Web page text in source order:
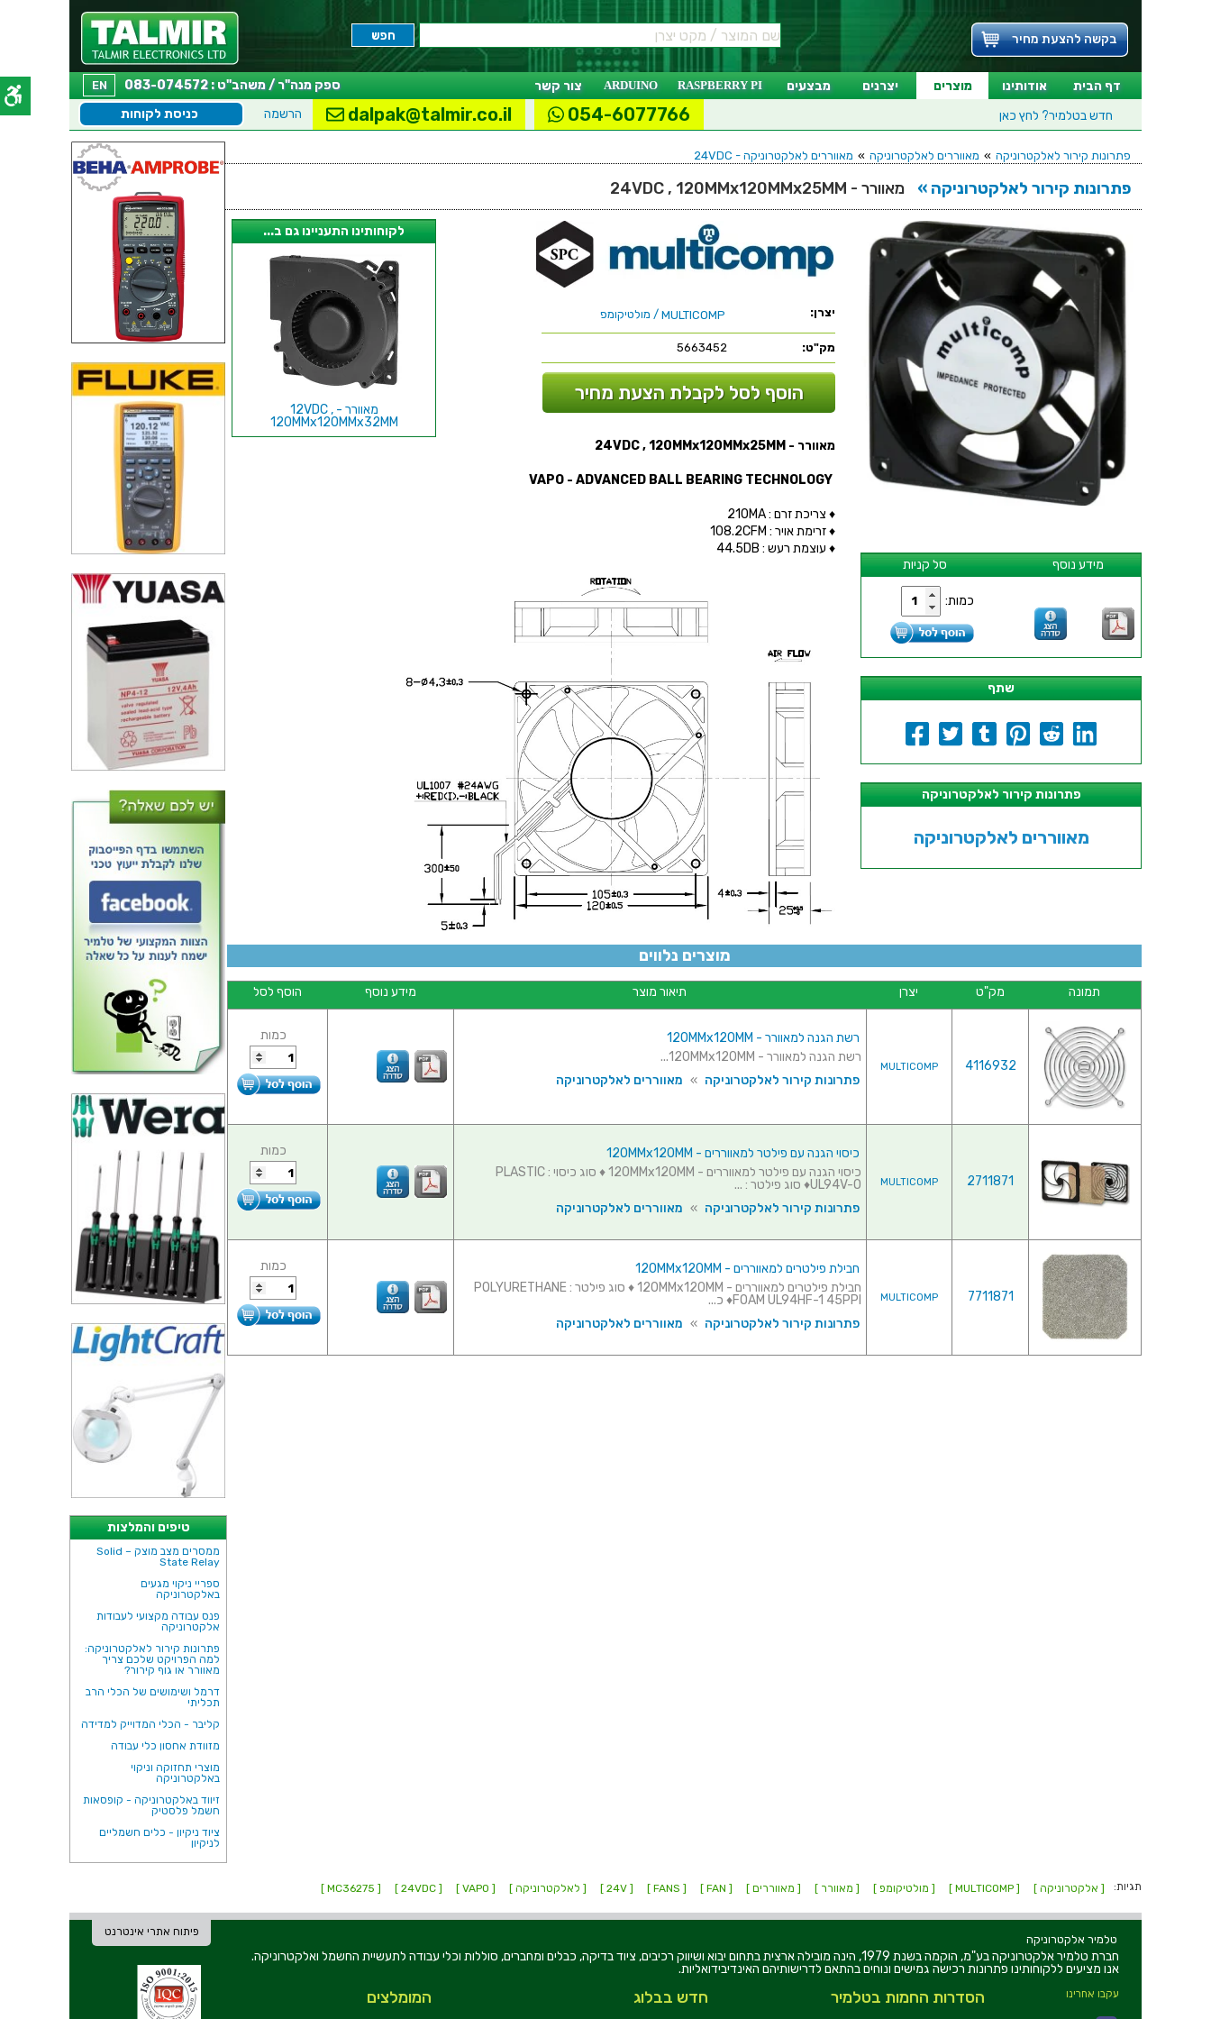
בקשה להצעת מחיר
דף הבית אודותינו מוצרים יצרנים מבצעים RASPBERRY PI
ARDUINO צור קשר EN
ספק מנה"ר / משהב"ט : 083-074572
חדש בטלמיר? לחץ כאן כניסת לקוחות הרשמה dalpak@talmir.co.il 054-6077766
טיפים והמלצות
ממסרים מצב מוצק – Solid
State Relay
ספריי ניקוי מגעים
באלקטרוניקה
פנס עבודה מקצועי לעבודות
אלקטרוניקה
פתרונות קירור לאלקטרוניקה:
למה הפרויקט שלכם צריך
מאוורר או גוף קירור?
דרמל ושימושים של הכלי הרב
תכליתי
קליבר - הכלי המדוייק למדידה
מזוודת אחסון כלי עבודה
מוצרי תחזוקה וניקוי
באלקטרוניקה
זיווד באלקטרוניקה - קופסאות
חשמל פלסטיק
ציוד ניקיון - כלים חשמליים
לניקיון
פתרונות קירור לאלקטרוניקה » מאווררים לאלקטרוניקה » מאווררים לאלקטרוניקה - 24VDC
פתרונות קירור לאלקטרוניקה » מאוורר - 24VDC , 120MMx120MMx25MM
סל קניות מידע נוסף
כמות:
שתף
פתרונות קירור לאלקטרוניקה
מאווררים לאלקטרוניקה
יצרן: MULTICOMP / מולטיקומפ
מק"ט: 5663452
הוסף לסל לקבלת הצעת מחיר
לקוחותינו התעניינו גם ב...
מאוורר - 12VDC ,
120MMx120MMx32MM
30MMx30MMx10MM
מאוורר - 24VDC , 120MMx120MMx25MM
♦ צריכת זרם : 210MA
♦ זרימת אויר : 108.2CFM
♦ עוצמת רעש : 44.5DB
מוצרים נלווים
תמונה מק"ט יצרן תיאור מוצר מידע נוסף הוסף לסל
4116932
MULTICOMP
רשת הגנה למאוורר - 120MMx120MM
רשת הגנה למאוורר - 120MMx120MM...
פתרונות קירור לאלקטרוניקה » מאווררים לאלקטרוניקה
כמות
2711871
MULTICOMP
כיסוי הגנה עם פילטר למאווררים - 120MMx120MM
כיסוי הגנה עם פילטר למאווררים - 120MMx120MM ♦ סוג כיסוי : PLASTIC
UL94V-O♦ סוג פילטר : ...
פתרונות קירור לאלקטרוניקה » מאווררים לאלקטרוניקה
כמות
7711871
MULTICOMP
חבילת פילטרים למאווררים - 120MMx120MM
חבילת פילטרים למאווררים - 120MMx120MM ♦ סוג פילטר : POLYURETHANE
FOAM UL94HF-1 45PPI♦ כ...
פתרונות קירור לאלקטרוניקה » מאווררים לאלקטרוניקה
כמות
תגיות: [ אלקטרוניקה ] [ MULTICOMP ] [ מולטיקומפ ] [ מאוורר ] [ מאווררים ] [ FAN ]
[ FANS ]
[ 24V ] [ לאלקטרוניקה ] [ VAPO ]
[ 24VDC ]
[ MC36275 ]
פיתוח אתרי אינטרנט
טלמיר אלקטרוניקה
חברת טלמיר אלקטרוניקה בע"מ, הוקמה בשנת 1979, הינה מובילה ארצית בתחום יבוא ושיווק רכיבים, ציוד בדיקה, כבלים ומחברים, סוללות וכלי עבודה לתעשיית החשמל ואלקטרוניקה.
אנו מציעים ללקוחותינו פתרונות רכישה גמישים ונוחים בהתאם לדרישותיהם האינדיבידואליות.
עקבו אחרינו המומלצים חדש בבלוג הסדרות החמות בטלמיר